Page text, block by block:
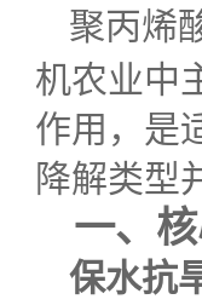
聚丙烯
机农业中
作用，是
降解类型
一、
保水抗